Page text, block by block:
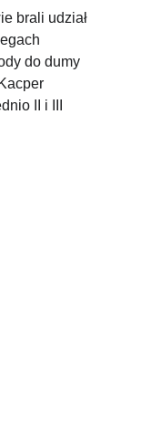
brali udział
do dumy
II i III